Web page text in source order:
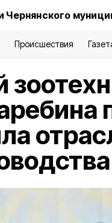
Чернянского
Происшествия